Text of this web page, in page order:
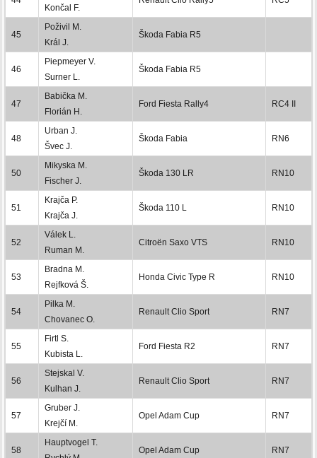
Končal F.
45
Poživil M.
Král J.
Škoda Fabia R5
46
Piepmeyer V.
Surner L.
Škoda Fabia R5
47
Babička M.
Florián H.
Ford Fiesta Rally4 RC4 II
48
Urban J.
Švec J.
Škoda Fabia RN6
50
Mikyska M.
Fischer J.
Škoda 130 LR RN10
51
Krajča P.
Krajča J.
Škoda 110 L RN10
52
Válek L.
Ruman M.
Citroën Saxo VTS RN10
53
Bradna M.
Rejfková Š.
Honda Civic Type R RN10
54
Pilka M.
Chovanec O.
Renault Clio Sport RN7
55
Firtl S.
Kubista L.
Ford Fiesta R2 RN7
56
Stejskal V.
Kulhan J.
Renault Clio Sport RN7
57
Gruber J.
Krejčí M.
Opel Adam Cup RN7
58
Hauptvogel T.
Opel Adam Cup RN7